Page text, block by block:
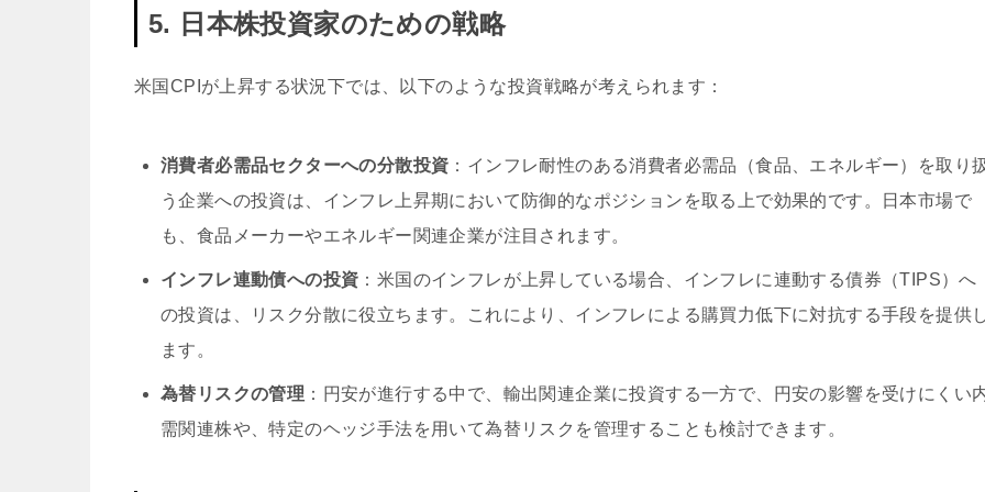
5. 日本株投資家のための戦略
米国CPIが上昇する状況下では、以下のような投資戦略が考えられます：
消費者必需品セクターへの分散投資 ：インフレ耐性のある消費者必需品（食品、エネルギー）を取り
う企業への投資は、インフレ上昇期において防御的なポジションを取る上で効果的です。日本市場で
も、食品メーカーやエネルギー関連企業が注目されます。
インフレ連動債への投資 ：米国のインフレが上昇している場合、インフレに連動する債券（TIPS）へ
の投資は、リスク分散に役立ちます。これにより、インフレによる購買力低下に対抗する手段を提供
ます。
為替リスクの管理 ：円安が進行する中で、輸出関連企業に投資する一方で、円安の影響を受けにくい
需関連株や、特定のヘッジ手法を用いて為替リスクを管理することも検討できます。